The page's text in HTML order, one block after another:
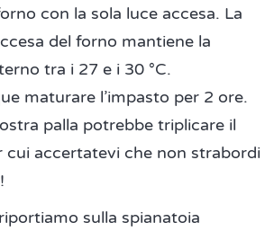
con la sola luce accesa. La
del forno mantiene la
tra i 27 e i 30 °C.
maturare l’impasto per 2 ore.
palla potrebbe triplicare il
cui accertatevi che non strabordi
sulla spianatoia